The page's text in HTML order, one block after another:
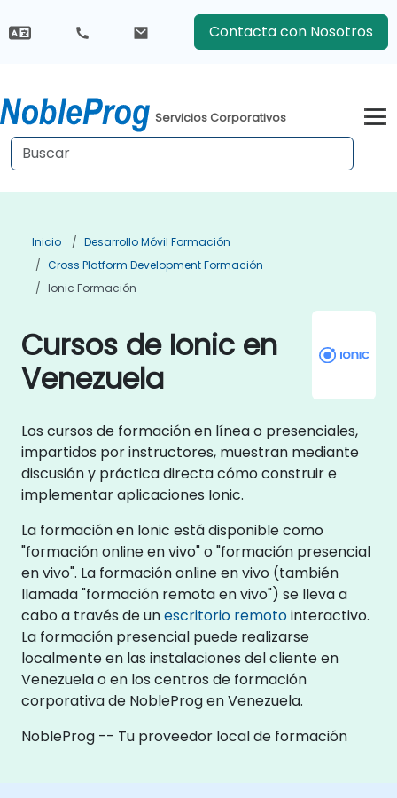
Contacta con Nosotros
Servicios Corporativos
Inicio
Desarrollo Móvil Formación
Cross Platform Development Formación
Ionic Formación
Cursos de Ionic en
Venezuela
Los cursos de formación en línea o presenciales,
impartidos por instructores, muestran mediante
discusión y práctica directa cómo construir e
implementar aplicaciones Ionic.
La formación en Ionic está disponible como
"formación online en vivo" o "formación presencial
en vivo". La formación online en vivo (también
llamada "formación remota en vivo") se lleva a
cabo a través de unescritorio remotointeractivo.
La formación presencial puede realizarse
localmente en las instalaciones del cliente en
Venezuela o en los centros de formación
corporativa de NobleProg en Venezuela.
NobleProg -- Tu proveedor local de formación